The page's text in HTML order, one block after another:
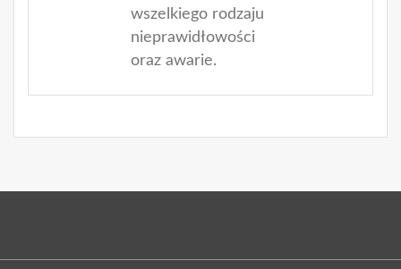
wszelkiego rodzaju
nieprawidłowości
oraz awarie.